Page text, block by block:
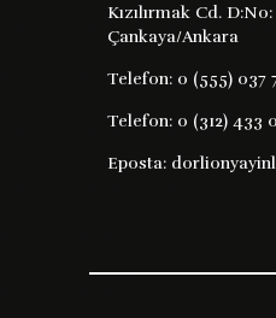
16 TL Satın Al
Kızılırmak Cd.
Çankaya/Ankara
Telefon: 0 (555) 037
Telefon: 0 (312) 433
Eposta: